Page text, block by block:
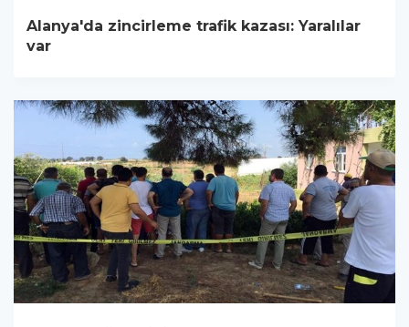
Alanya'da zincirleme trafik kazası: Yaralılar
var